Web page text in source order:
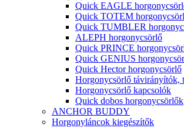
Quick EAGLE
Quick TOTEM
Quick TUMBLER
ALEPH horgonycsörlő
Quick PRINCE
Quick GENIUS
Quick Hector horgonycsörlő
Horgonycsörlő távirányítók,
Horgonycsörlő kapcsolók
Quick dobos horgonycsörlők
ANCHOR BUDDY
Horgonyláncok kiegészítők